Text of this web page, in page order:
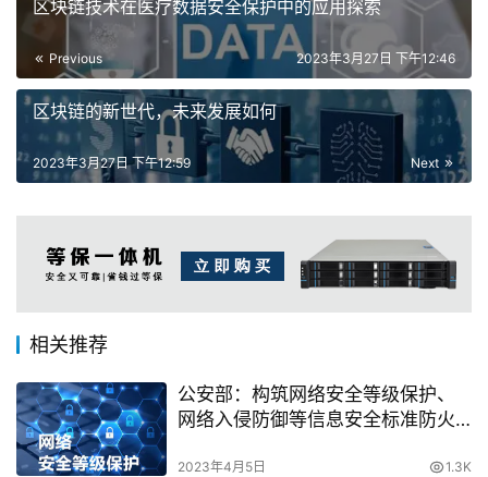
区块链技术在医疗数据安全保护中的应用探索
Previous 2023年3月27日 下午12:46
区块链的新世代，未来发展如何
Next
2023年3月27日 下午12:59
相关推荐
公安部：构筑网络安全等级保护、
网络入侵防御等信息安全标准防火
2023年4月5日 1.3K